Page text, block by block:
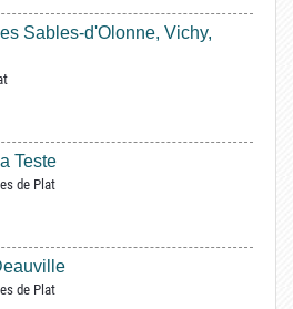
Sables-d'Olonne, Vichy,
Teste
de Plat
de Plat